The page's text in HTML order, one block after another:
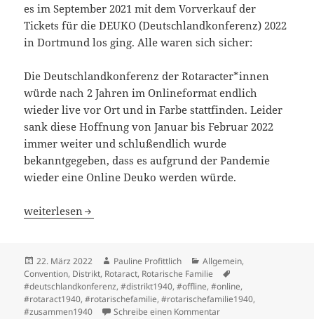
es im September 2021 mit dem Vorverkauf der
Tickets für die DEUKO (Deutschlandkonferenz) 2022
in Dortmund los ging. Alle waren sich sicher:
Die Deutschlandkonferenz der Rotaracter*innen
würde nach 2 Jahren im Onlineformat endlich
wieder live vor Ort und in Farbe stattfinden. Leider
sank diese Hoffnung von Januar bis Februar 2022
immer weiter und schlußendlich wurde
bekanntgegeben, dass es aufgrund der Pandemie
wieder eine Online Deuko werden würde.
DEUKO 2022 goes on- and offline
weiterlesen
Veröffentlicht
am
22. März 2022 Autor
Pauline Profittlich Kategorien
Allgemein,
Convention, Distrikt, Rotaract, Rotarische Familie
#deutschlandkonferenz,#distrikt1940,#offline,#online,
#rotaract1940,#rotarischefamilie,#rotarischefamilie1940,
#zusammen1940
Schreibe einen Kommentarzu DEUKO 2022 goes